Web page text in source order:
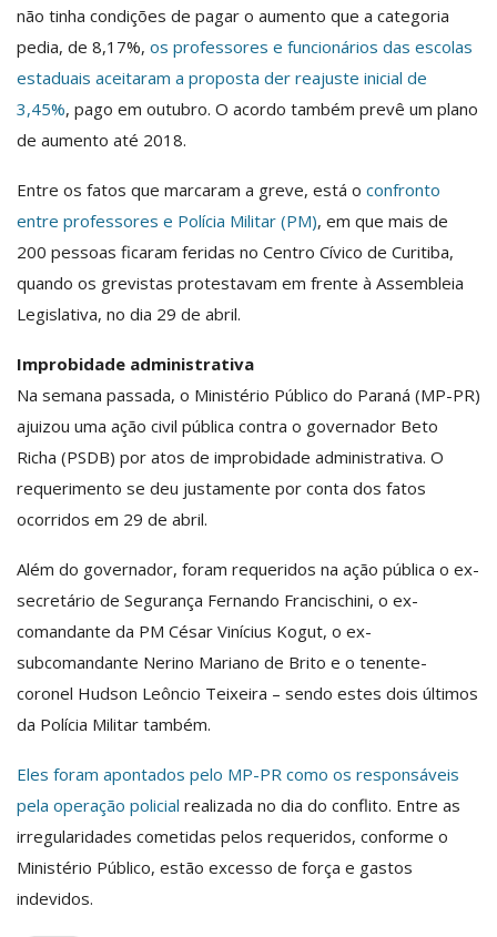
não tinha condições de pagar o aumento que a categoria
pedia, de 8,17%, os professores e funcionários das escolas
estaduais aceitaram a proposta der reajuste inicial de
3,45%, pago em outubro. O acordo também prevê um plano
de aumento até 2018.
Entre os fatos que marcaram a greve, está o confronto
entre professores e Polícia Militar (PM), em que mais de
200 pessoas ficaram feridas no Centro Cívico de Curitiba,
quando os grevistas protestavam em frente à Assembleia
Legislativa, no dia 29 de abril.
Improbidade administrativa
Na semana passada, o Ministério Público do Paraná (MP-PR)
ajuizou uma ação civil pública contra o governador Beto
Richa (PSDB) por atos de improbidade administrativa. O
requerimento se deu justamente por conta dos fatos
ocorridos em 29 de abril.
Além do governador, foram requeridos na ação pública o ex-
secretário de Segurança Fernando Francischini, o ex-
comandante da PM César Vinícius Kogut, o ex-
subcomandante Nerino Mariano de Brito e o tenente-
coronel Hudson Leôncio Teixeira – sendo estes dois últimos
da Polícia Militar também.
Eles foram apontados pelo MP-PR como os responsáveis
pela operação policial realizada no dia do conflito. Entre as
irregularidades cometidas pelos requeridos, conforme o
Ministério Público, estão excesso de força e gastos
indevidos.